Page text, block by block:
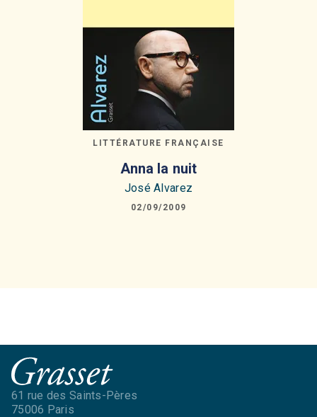
LITTÉRATURE FRANÇAISE
Anna la nuit
José Alvarez
02/09/2009
61 rue des Saints-Pères
75006 Paris